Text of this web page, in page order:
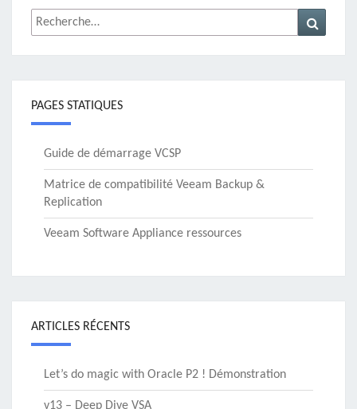
Rechercher :
PAGES STATIQUES
Guide de démarrage VCSP
Matrice de compatibilité Veeam Backup &
Replication
Veeam Software Appliance ressources
ARTICLES RÉCENTS
Let’s do magic with Oracle P2 ! Démonstration
v13 – Deep Dive VSA